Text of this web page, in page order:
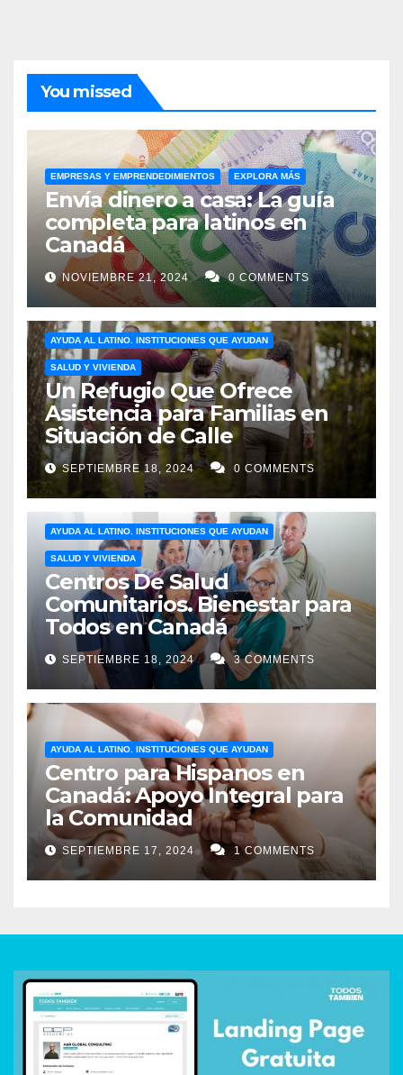
You missed
EMPRESAS Y EMPRENDEDIMIENTOS EXPLORA MÁS
Envía dinero a casa: La guía
completa para latinos en
Canadá
NOVIEMBRE 21, 2024 0 COMMENTS
AYUDA AL LATINO. INSTITUCIONES QUE AYUDAN
SALUD Y VIVIENDA
Un Refugio Que Ofrece
Asistencia para Familias en
Situación de Calle
SEPTIEMBRE 18, 2024 0 COMMENTS
AYUDA AL LATINO. INSTITUCIONES QUE AYUDAN
SALUD Y VIVIENDA
Centros De Salud
Comunitarios. Bienestar para
Todos en Canadá
SEPTIEMBRE 18, 2024 3 COMMENTS
AYUDA AL LATINO. INSTITUCIONES QUE AYUDAN
Centro para Hispanos en
Canadá: Apoyo Integral para
la Comunidad
SEPTIEMBRE 17, 2024 1 COMMENTS